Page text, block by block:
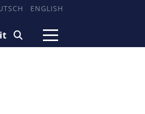
ENGLISH